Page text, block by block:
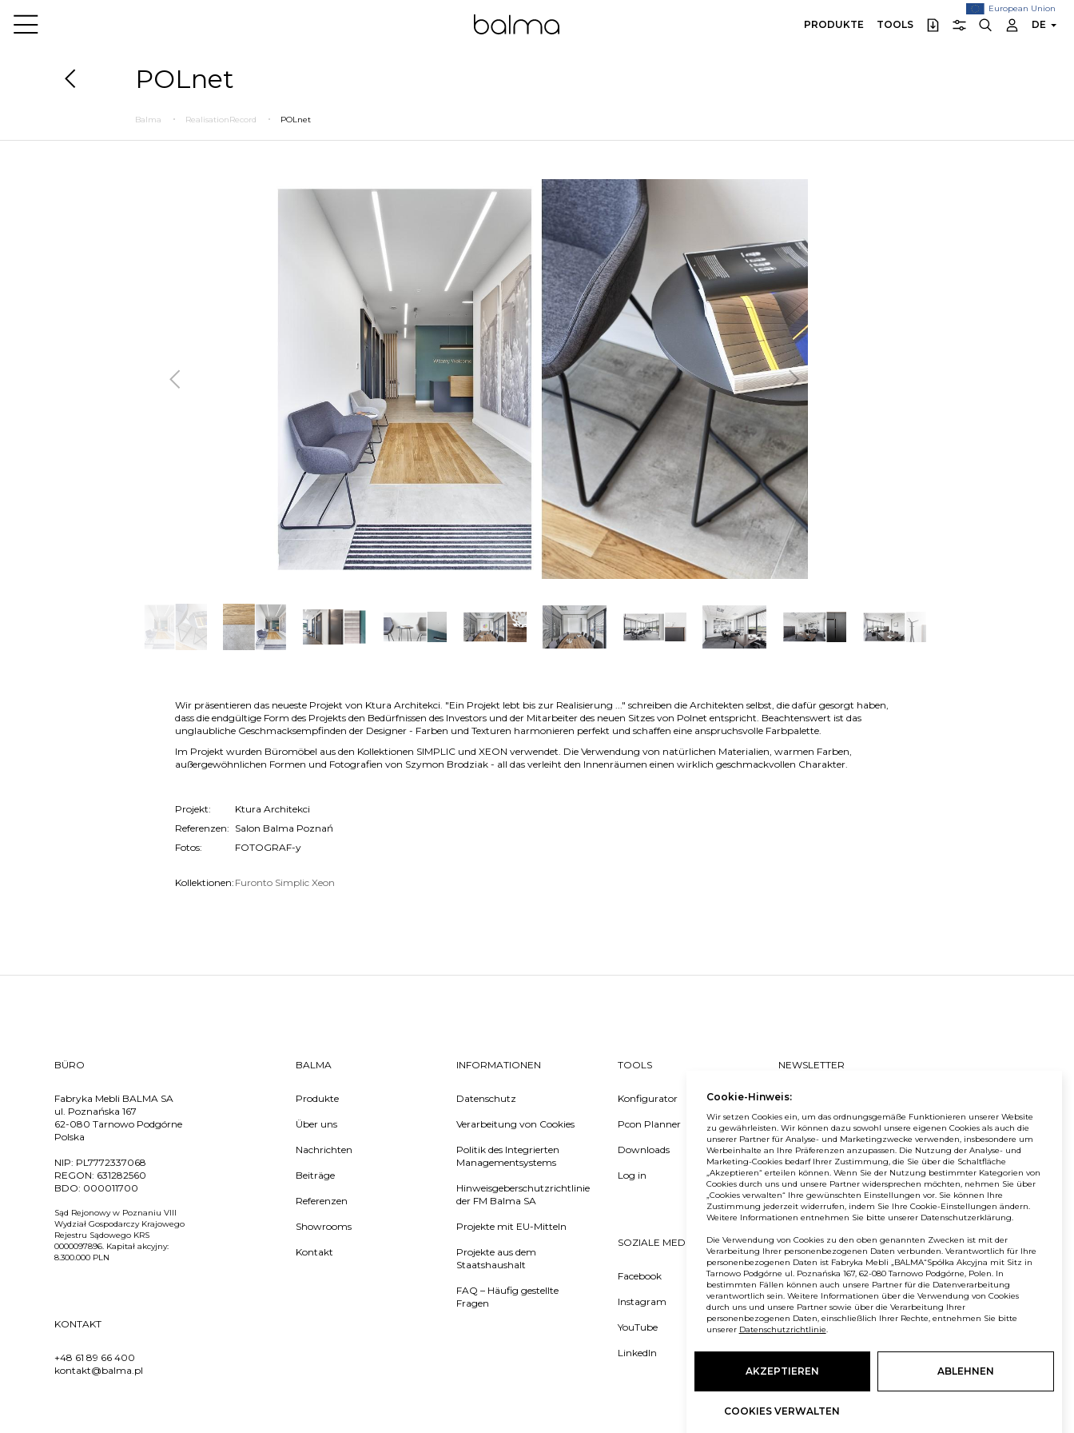
European Union
PRODUKTE TOOLS DE
POLnet
Balma RealisationRecord POLnet
Zurück Weiter
Wir präsentieren das neueste Projekt von Ktura Architekci. "Ein Projekt lebt bis zur Realisierung ..." schreiben die Architekten selbst, die dafür gesorgt haben,
dass die endgültige Form des Projekts den Bedürfnissen des Investors und der Mitarbeiter des neuen Sitzes von Polnet entspricht. Beachtenswert ist das
unglaubliche Geschmacksempfinden der Designer - Farben und Texturen harmonieren perfekt und schaffen eine anspruchsvolle Farbpalette.
Im Projekt wurden Büromöbel aus den Kollektionen SIMPLIC und XEON verwendet. Die Verwendung von natürlichen Materialien, warmen Farben,
außergewöhnlichen Formen und Fotografien von Szymon Brodziak - all das verleiht den Innenräumen einen wirklich geschmackvollen Charakter.
Projekt:
Ktura Architekci
Referenzen: Salon Balma Poznań
Fotos:
FOTOGRAF-y
Kollektionen: Furonto SimplicXeon
BÜRO
Fabryka Mebli BALMA SA
ul. Poznańska 167
62-080 Tarnowo Podgórne
Polska
NIP: PL7772337068
REGON: 631282560
BDO: 000011700
Sąd Rejonowy w Poznaniu VIII
Wydział Gospodarczy Krajowego
Rejestru Sądowego KRS
0000097896. Kapitał akcyjny:
8.300.000 PLN
KONTAKT
+48 61 89 66 400
kontakt@balma.pl
BALMA
Produkte
Über uns
Nachrichten
Beiträge
Referenzen
Showrooms
Kontakt
INFORMATIONEN
Datenschutz
Verarbeitung von Cookies
Politik des Integrierten
Managementsystems
Hinweisgeberschutzrichtlinie
der FM Balma SA
Projekte mit EU-Mitteln
Projekte aus dem
Staatshaushalt
FAQ – Häufig gestellte
Fragen
TOOLS
Konfigurator
Pcon Planner
Downloads
Log in
SOZIALE MEDIEN
Facebook
Instagram
YouTube
LinkedIn
NEWSLETTER
Wenn Sie als Erster über Neuigkeiten bei
Balma informiert werden möchten,
abonnieren Sie unseren #nospam Newsletter!
ANMELDEN
© Balma. Alle Rechte vorbehalten.
Cookie-Hinweis:
Wir setzen Cookies ein, um das ordnungsgemäße Funktionieren unserer Website
zu gewährleisten. Wir können dazu sowohl unsere eigenen Cookies als auch die
unserer Partner für Analyse- und Marketingzwecke verwenden, insbesondere um
Werbeinhalte an Ihre Präferenzen anzupassen. Die Nutzung der Analyse- und
Marketing-Cookies bedarf Ihrer Zustimmung, die Sie über die Schaltfläche
„Akzeptieren“ erteilen können. Wenn Sie der Nutzung bestimmter Kategorien von
Cookies durch uns und unsere Partner widersprechen möchten, nehmen Sie über
„Cookies verwalten“ Ihre gewünschten Einstellungen vor. Sie können Ihre
Zustimmung jederzeit widerrufen, indem Sie Ihre Cookie-Einstellungen ändern.
Weitere Informationen entnehmen Sie bitte unserer Datenschutzerklärung.
Die Verwendung von Cookies zu den oben genannten Zwecken ist mit der
Verarbeitung Ihrer personenbezogenen Daten verbunden. Verantwortlich für Ihre
personenbezogenen Daten ist Fabryka Mebli „BALMA“Spółka Akcyjna mit Sitz in
Tarnowo Podgórne ul. Poznańska 167, 62-080 Tarnowo Podgórne, Polen. In
bestimmten Fällen können auch unsere Partner für die Datenverarbeitung
verantwortlich sein. Weitere Informationen über die Verwendung von Cookies
durch uns und unsere Partner sowie über die Verarbeitung Ihrer
personenbezogenen Daten, einschließlich Ihrer Rechte, entnehmen Sie bitte
unserer Datenschutzrichtlinie.
AKZEPTIEREN ABLEHNEN
COOKIES VERWALTEN